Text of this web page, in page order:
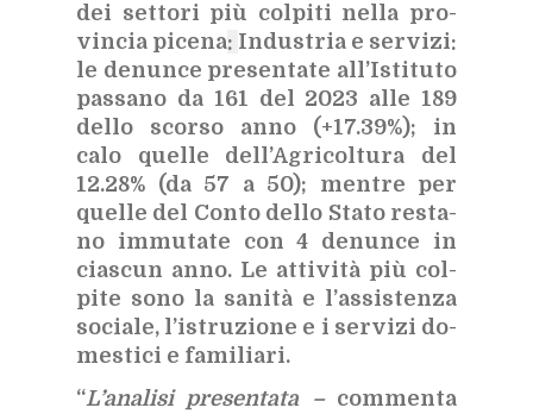
dei set­to­ri più col­pi­ti nel­la pro­
vin­cia pi­ce­na: In­du­stria e ser­vi­zi:
le de­nun­ce pre­sen­ta­te al­l’I­sti­tu­to
pas­sa­no da 161 del 2023 alle 189
del­lo scor­so anno (+17.39%); in
calo quel­le del­l’A­gri­col­tu­ra del
12.28% (da 57 a 50); men­tre per
quel­le del Con­to del­lo Sta­to re­sta­
no im­mu­ta­te con 4 de­nun­ce in
cia­scun anno. Le at­ti­vi­tà più col­
pi­te sono la sa­ni­tà e l’as­si­sten­za
so­cia­le, l’i­stru­zio­ne e i ser­vi­zi do­
me­sti­ci e fa­mi­lia­ri.
“L’a­na­li­si pre­sen­ta­ta – com­men­ta